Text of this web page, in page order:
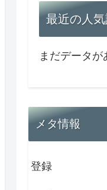
最近の人
まだデータが
メタ情報
登録